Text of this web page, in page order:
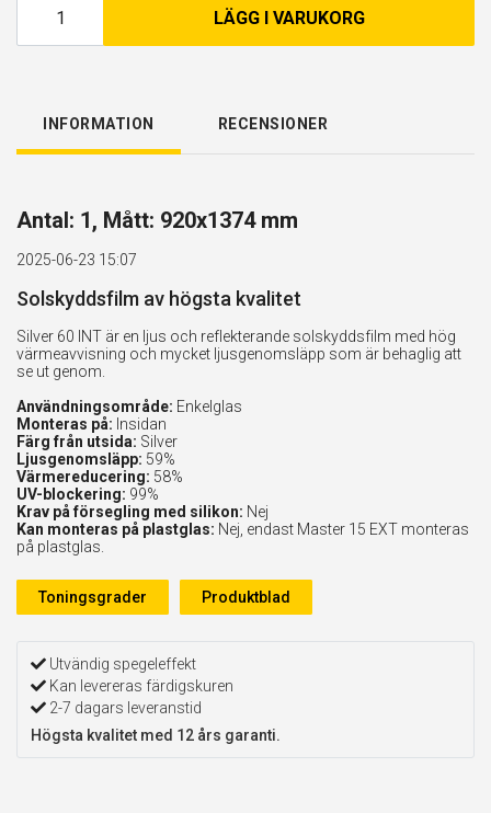
LÄGG I VARUKORG
INFORMATION RECENSIONER
Antal: 1, Mått: 920x1374 mm
2025-06-23 15:07
Solskyddsfilm av högsta kvalitet
Silver 60 INT är en ljus och reflekterande solskyddsfilm med hög
värmeavvisning och mycket ljusgenomsläpp som är behaglig att
se ut genom.
Användningsområde: Enkelglas
Monteras på: Insidan
Färg från utsida: Silver
Ljusgenomsläpp: 59%
Värmereducering: 58%
UV-blockering: 99%
Krav på försegling med silikon: Nej
Kan monteras på plastglas: Nej, endast Master 15 EXT monteras
på plastglas.
Toningsgrader Produktblad
Utvändig spegeleffekt
Kan levereras färdigskuren
2-7 dagars leveranstid
Högsta kvalitet med 12 års garanti.